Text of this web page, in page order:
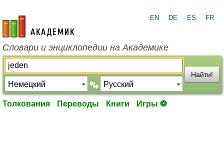
academic.ru
EN DE ES FR
Словари и энциклопедии на Академике
Найти!
Толкования Переводы Книги Игры ⚽